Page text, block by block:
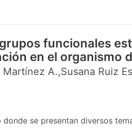
funcionales
en el organismo
A.,Susana Ruiz
donde se presentan diversos